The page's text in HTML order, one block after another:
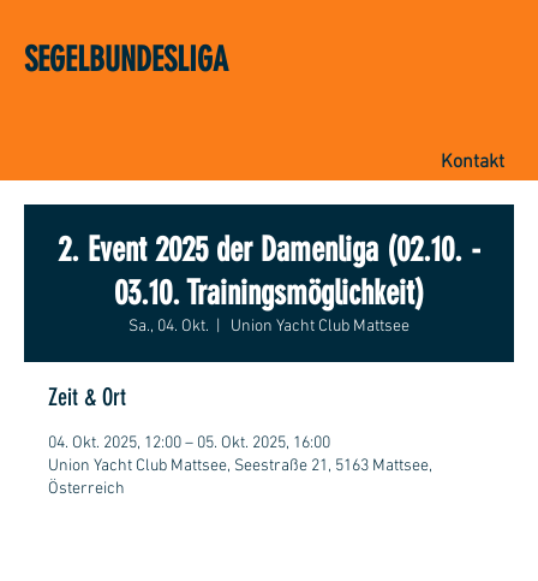
SEGELBUNDESLIGA
Kontakt
2. Event 2025 der Damenliga (02.10. -
03.10. Trainingsmöglichkeit)
Sa., 04. Okt. Union Yacht Club Mattsee
Zeit & Ort
04. Okt. 2025, 12:00 – 05. Okt. 2025, 16:00
Union Yacht Club Mattsee, Seestraße 21, 5163 Mattsee,
Österreich